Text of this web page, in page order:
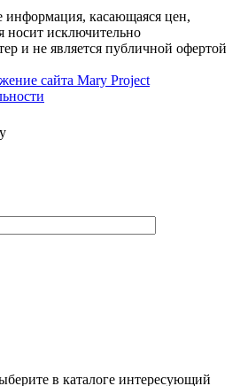
информация, касающаяся цен,
носит исключительно
и не является публичной офертой
сайта Mary Project
в каталоге интересующий